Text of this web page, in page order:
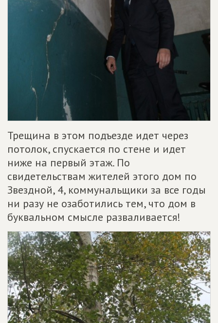
Трещина в этом подъезде идет через
потолок, спускается по стене и идет
ниже на первый этаж. По
свидетельствам жителей этого дом по
Звездной, 4, коммунальщики за все годы
ни разу не озаботились тем, что дом в
буквальном смысле разваливается!